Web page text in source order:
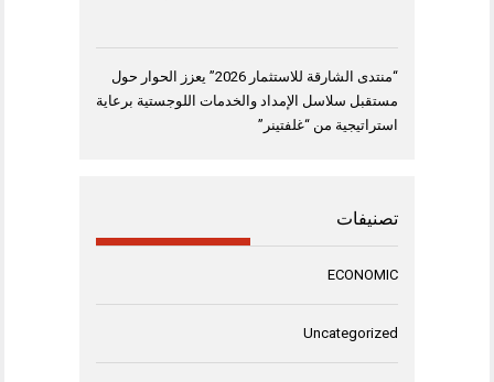
“منتدى الشارقة للاستثمار 2026” يعزز الحوار حول
مستقبل سلاسل الإمداد والخدمات اللوجستية برعاية
استراتيجية من “غلفتينر”
تصنيفات
ECONOMIC
Uncategorized